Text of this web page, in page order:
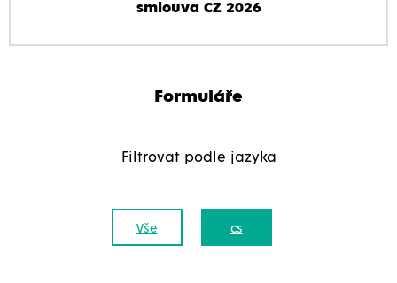
smlouva CZ 2026
Formuláře
Filtrovat podle jazyka
Vše cs